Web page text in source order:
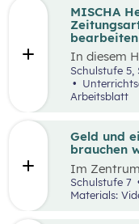
zu
MISCHA
bearbeiten
In diesem
Arbeitsblatt
Geld und
brauchen
Im
das
finanziellen
Schulstufe 7
Materials: